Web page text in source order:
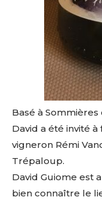
Basé à
David a été invité
vigneron Rémi
Trépaloup.
David Guiome est
bien connaître le